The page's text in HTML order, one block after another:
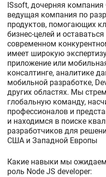
ISsoft, дочерняя компания
ведущая компания по
продуктов, помогающих
бизнес-целей и
современном
имеет широкую
приложение или
консалтинге, аналитике
мобильной разработке,
других областях. Мы
глобальную команду,
профессионалов и
и находимся в поиске
разработчиков для
США и Западной Европы
Какие навыки мы
роль Node JS developer: